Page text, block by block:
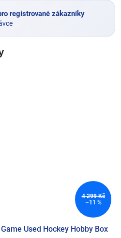
registrované zákazníky
4 299 Kč
–11 %
Used Hockey Hobby Box